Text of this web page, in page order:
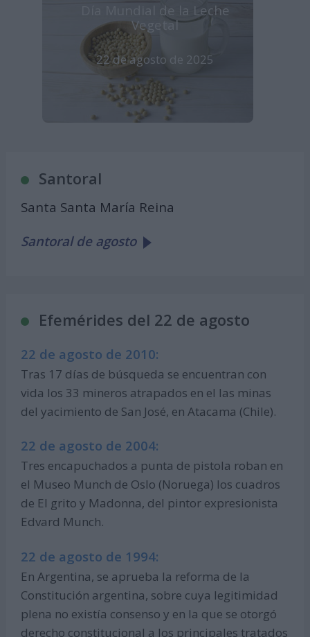
Día Mundial de la Leche
Vegetal
22 de agosto de 2025
Santoral
Santa Santa María Reina
Santoral de agosto
Efemérides del 22 de agosto
22 de agosto de 2010:
Tras 17 días de búsqueda se encuentran con
vida los 33 mineros atrapados en el las minas
del yacimiento de San José, en Atacama (Chile).
22 de agosto de 2004:
Tres encapuchados a punta de pistola roban en
el Museo Munch de Oslo (Noruega) los cuadros
de El grito y Madonna, del pintor expresionista
Edvard Munch.
22 de agosto de 1994:
En Argentina, se aprueba la reforma de la
Constitución argentina, sobre cuya legitimidad
plena no existía consenso y en la que se otorgó
derecho constitucional a los principales tratados